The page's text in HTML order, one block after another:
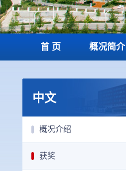
首 页 概况简介
中文
概况介绍
获奖